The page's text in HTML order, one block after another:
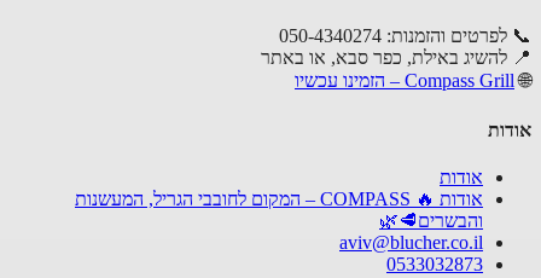
📞 לפרטים והזמנות: 050-4340274
📍 להשיג באילת, כפר סבא, או באתר
🌐Compass Grill – הזמינו עכשיו
אודות
אודות
אודות 🔥 COMPASS – המקום לחובבי הגריל, המעשנות
והבשרים🥩🌿
aviv@blucher.co.il
0533032873